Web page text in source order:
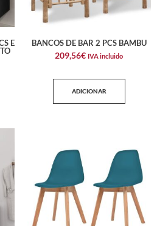
E
BANCOS DE BAR 2 PCS BAMBU
209,56€ IVA incluido
ADICIONAR